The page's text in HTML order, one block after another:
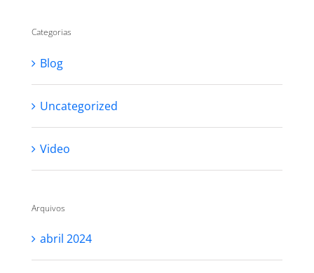
Categorias
Blog
Uncategorized
Video
Arquivos
abril 2024